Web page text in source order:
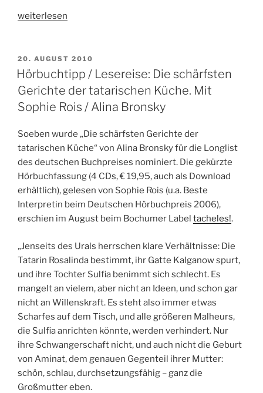
„Drei
23.12.2010“
weiterlesen
VERÖFFENTLICHT
AM
20. AUGUST 2010
Hörbuchtipp / Lesereise: Die schärfsten
Gerichte der tatarischen Küche. Mit
Sophie Rois / Alina Bronsky
Soeben wurde „Die schärfsten Gerichte der
tatarischen Küche“ von Alina Bronsky für die Longlist
des deutschen Buchpreises nominiert. Die gekürzte
Hörbuchfassung (4 CDs, € 19,95, auch als Download
erhältlich), gelesen von Sophie Rois (u.a. Beste
Interpretin beim Deutschen Hörbuchpreis 2006),
erschien im August beim Bochumer Label tacheles!.
„Jenseits des Urals herrschen klare Verhältnisse: Die
Tatarin Rosalinda bestimmt, ihr Gatte Kalganow spurt,
und ihre Tochter Sulfia benimmt sich schlecht. Es
mangelt an vielem, aber nicht an Ideen, und schon gar
nicht an Willenskraft. Es steht also immer etwas
Scharfes auf dem Tisch, und alle größeren Malheurs,
die Sulfia anrichten könnte, werden verhindert. Nur
ihre Schwangerschaft nicht, und auch nicht die Geburt
von Aminat, dem genauen Gegenteil ihrer Mutter:
schön, schlau, durchsetzungsfähig – ganz die
Großmutter eben.